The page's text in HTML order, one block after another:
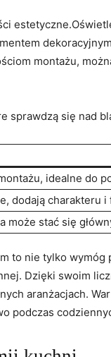
montażu,
sprawdzą się nad
idealne do
‍dodają charakteru i
może stać się
⁢to⁣ nie tylko
Dzięki swoim
aranżacjach.
podczas​